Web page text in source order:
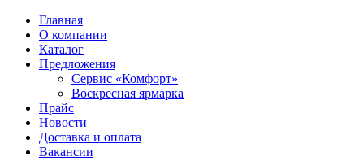
Главная
О компании
Каталог
Предложения
Сервис «Комфорт»
Воскресная ярмарка
Прайс
Новости
Доставка и оплата
Вакансии